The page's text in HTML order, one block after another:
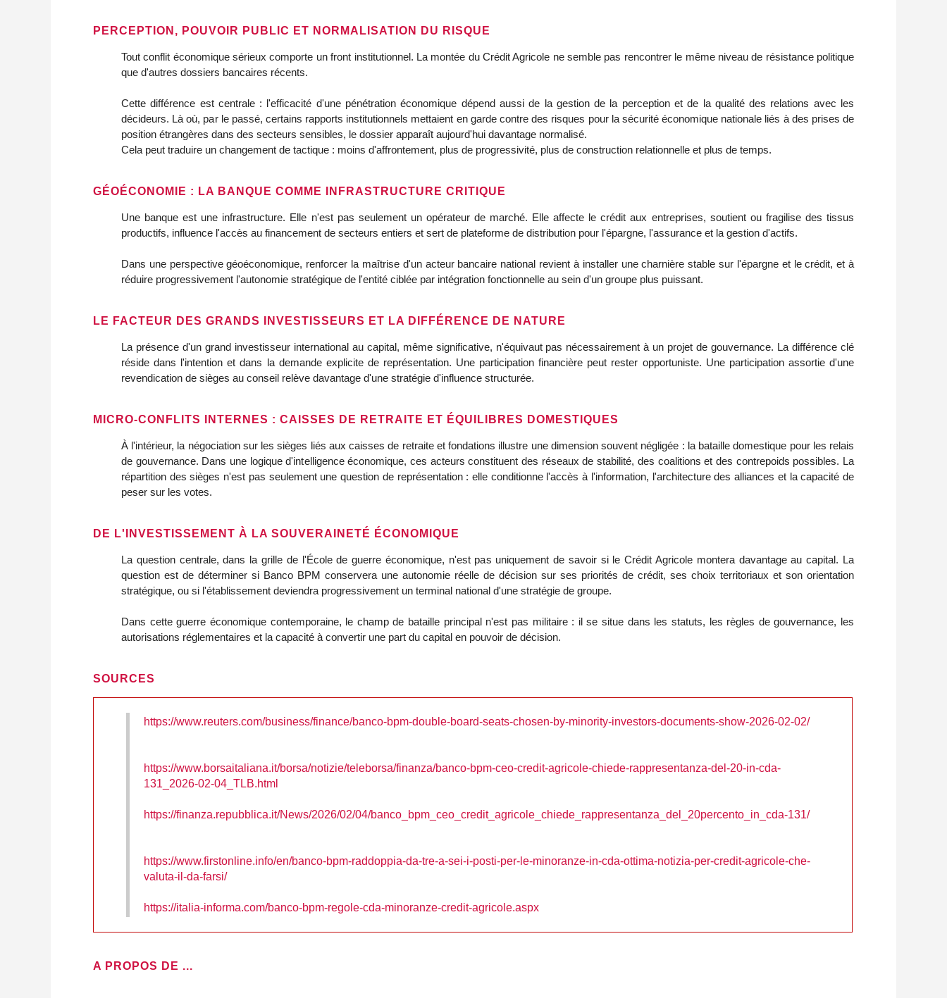
PERCEPTION, POUVOIR PUBLIC ET NORMALISATION DU RISQUE
Tout conflit économique sérieux comporte un front institutionnel. La montée du Crédit Agricole ne semble pas rencontrer le même niveau de résistance politique
que d'autres dossiers bancaires récents.
Cette différence est centrale : l'efficacité d'une pénétration économique dépend aussi de la gestion de la perception et de la qualité des relations avec les
décideurs. Là où, par le passé, certains rapports institutionnels mettaient en garde contre des risques pour la sécurité économique nationale liés à des prises de
position étrangères dans des secteurs sensibles, le dossier apparaît aujourd'hui davantage normalisé.
Cela peut traduire un changement de tactique : moins d'affrontement, plus de progressivité, plus de construction relationnelle et plus de temps.
GÉOÉCONOMIE : LA BANQUE COMME INFRASTRUCTURE CRITIQUE
Une banque est une infrastructure. Elle n'est pas seulement un opérateur de marché. Elle affecte le crédit aux entreprises, soutient ou fragilise des tissus
productifs, influence l'accès au financement de secteurs entiers et sert de plateforme de distribution pour l'épargne, l'assurance et la gestion d'actifs.
Dans une perspective géoéconomique, renforcer la maîtrise d'un acteur bancaire national revient à installer une charnière stable sur l'épargne et le crédit, et à
réduire progressivement l'autonomie stratégique de l'entité ciblée par intégration fonctionnelle au sein d'un groupe plus puissant.
LE FACTEUR DES GRANDS INVESTISSEURS ET LA DIFFÉRENCE DE NATURE
La présence d'un grand investisseur international au capital, même significative, n'équivaut pas nécessairement à un projet de gouvernance. La différence clé
réside dans l'intention et dans la demande explicite de représentation. Une participation financière peut rester opportuniste. Une participation assortie d'une
revendication de sièges au conseil relève davantage d'une stratégie d'influence structurée.
MICRO-CONFLITS INTERNES : CAISSES DE RETRAITE ET ÉQUILIBRES DOMESTIQUES
À l'intérieur, la négociation sur les sièges liés aux caisses de retraite et fondations illustre une dimension souvent négligée : la bataille domestique pour les relais
de gouvernance. Dans une logique d'intelligence économique, ces acteurs constituent des réseaux de stabilité, des coalitions et des contrepoids possibles. La
répartition des sièges n'est pas seulement une question de représentation : elle conditionne l'accès à l'information, l'architecture des alliances et la capacité de
peser sur les votes.
DE L'INVESTISSEMENT À LA SOUVERAINETÉ ÉCONOMIQUE
La question centrale, dans la grille de l'École de guerre économique, n'est pas uniquement de savoir si le Crédit Agricole montera davantage au capital. La
question est de déterminer si Banco BPM conservera une autonomie réelle de décision sur ses priorités de crédit, ses choix territoriaux et son orientation
stratégique, ou si l'établissement deviendra progressivement un terminal national d'une stratégie de groupe.
Dans cette guerre économique contemporaine, le champ de bataille principal n'est pas militaire : il se situe dans les statuts, les règles de gouvernance, les
autorisations réglementaires et la capacité à convertir une part du capital en pouvoir de décision.
SOURCES
https://www.reuters.com/business/finance/banco-bpm-double-board-seats-chosen-by-minority-investors-documents-show-2026-02-02/
https://www.borsaitaliana.it/borsa/notizie/teleborsa/finanza/banco-bpm-ceo-credit-agricole-chiede-rappresentanza-del-20-in-cda-
131_2026-02-04_TLB.html
https://finanza.repubblica.it/News/2026/02/04/banco_bpm_ceo_credit_agricole_chiede_rappresentanza_del_20percento_in_cda-131/
https://www.firstonline.info/en/banco-bpm-raddoppia-da-tre-a-sei-i-posti-per-le-minoranze-in-cda-ottima-notizia-per-credit-agricole-che-
valuta-il-da-farsi/
https://italia-informa.com/banco-bpm-regole-cda-minoranze-credit-agricole.aspx
A PROPOS DE ...